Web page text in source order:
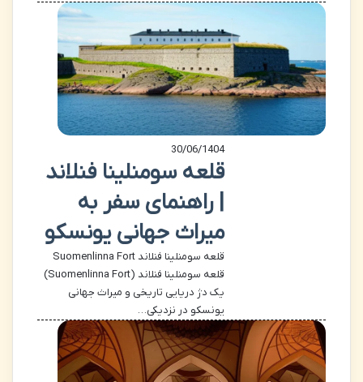
30/06/1404
قلعه سومنلینا فنلاند
| راهنمای سفر به
میراث جهانی یونسکو
قلعه سومنلینا فنلاند Suomenlinna Fort
قلعه سومنلینا فنلاند (Suomenlinna Fort)
یک دژ دریایی تاریخی و میراث جهانی
یونسکو در نزدیکی…